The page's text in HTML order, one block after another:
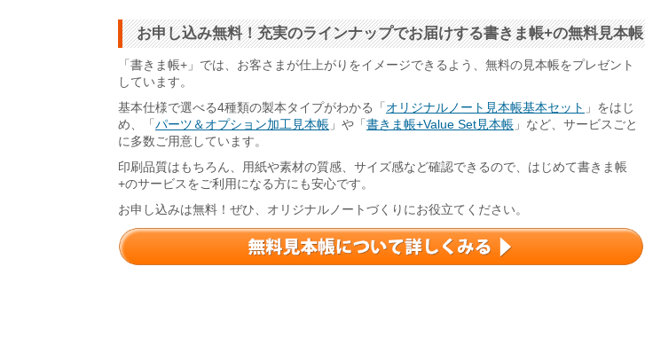
お申し込み無料！充実のラインナップでお届けする書きま帳+の無料見本帳
「書きま帳+」では、お客さまが仕上がりをイメージできるよう、無料の見本帳をプレゼント
しています。
基本仕様で選べる4種類の製本タイプがわかる「 オリジナルノート見本帳基本セット 」をはじ
め、「 パーツ＆オプション加工見本帳 」や「 書きま帳+Value Set見本帳 」など、サービスごと
に多数ご用意しています。
印刷品質はもちろん、用紙や素材の質感、サイズ感など確認できるので、はじめて書きま帳
+のサービスをご利用になる方にも安心です。
お申し込みは無料！ぜひ、オリジナルノートづくりにお役立てください。